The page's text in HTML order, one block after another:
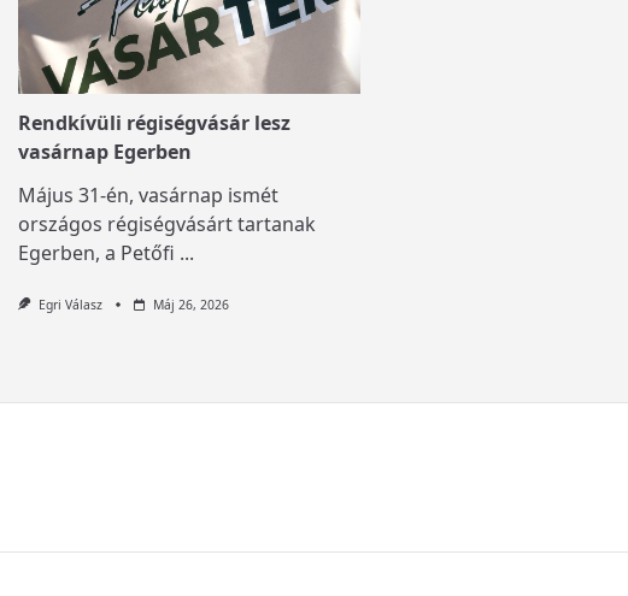
Rendkívüli régiségvásár lesz
vasárnap Egerben
Május 31-én, vasárnap ismét
országos régiségvásárt tartanak
Egerben, a Petőfi ...
Egri Válasz Máj 26, 2026